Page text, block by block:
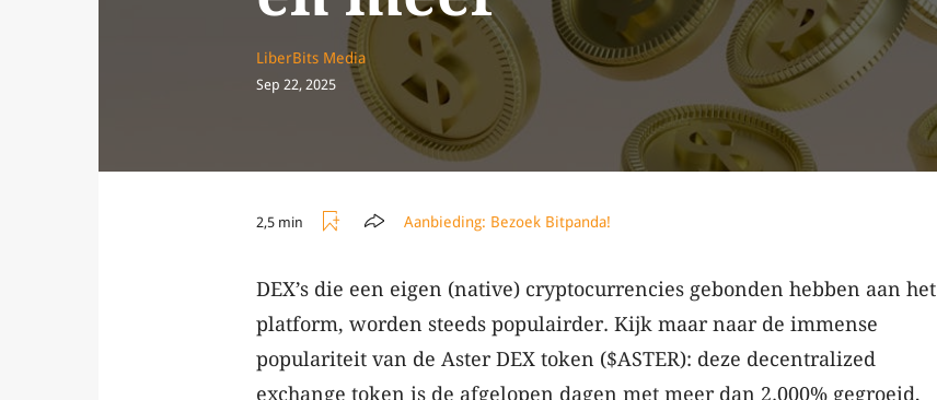
LiberBits Media
Sep 22, 2025
2,5 min Aanbieding: Bezoek Bitpanda!
DEX’s die een eigen (native) cryptocurrencies gebonden hebben aan het
platform, worden steeds populairder. Kijk maar naar de immense
populariteit van de Aster DEX token ($ASTER): deze decentralized
exchange token is de afgelopen dagen met meer dan 2.000% gegroeid,